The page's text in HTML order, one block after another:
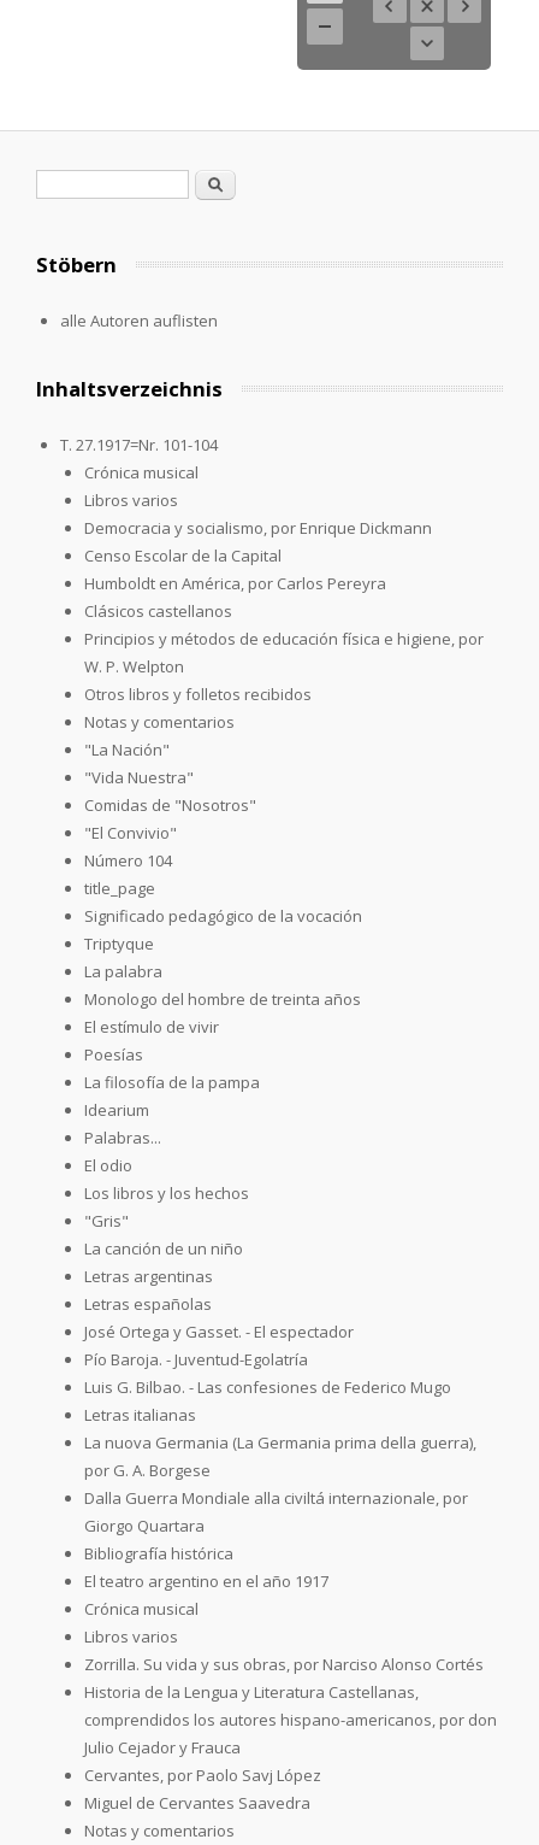
Search
Stöbern
alle Autoren auflisten
Inhaltsverzeichnis
T. 27.1917=Nr. 101-104
Crónica musical
Libros varios
Democracia y socialismo, por Enrique Dickmann
Censo Escolar de la Capital
Humboldt en América, por Carlos Pereyra
Clásicos castellanos
Principios y métodos de educación física e higiene, por
W. P. Welpton
Otros libros y folletos recibidos
Notas y comentarios
"La Nación"
"Vida Nuestra"
Comidas de "Nosotros"
"El Convivio"
Número 104
title_page
Significado pedagógico de la vocación
Triptyque
La palabra
Monologo del hombre de treinta años
El estímulo de vivir
Poesías
La filosofía de la pampa
Idearium
Palabras...
El odio
Los libros y los hechos
"Gris"
La canción de un niño
Letras argentinas
Letras españolas
José Ortega y Gasset. - El espectador
Pío Baroja. - Juventud-Egolatría
Luis G. Bilbao. - Las confesiones de Federico Mugo
Letras italianas
La nuova Germania (La Germania prima della guerra),
por G. A. Borgese
Dalla Guerra Mondiale alla civiltá internazionale, por
Giorgo Quartara
Bibliografía histórica
El teatro argentino en el año 1917
Crónica musical
Libros varios
Zorrilla. Su vida y sus obras, por Narciso Alonso Cortés
Historia de la Lengua y Literatura Castellanas,
comprendidos los autores hispano-americanos, por don
Julio Cejador y Frauca
Cervantes, por Paolo Savj López
Miguel de Cervantes Saavedra
Notas y comentarios